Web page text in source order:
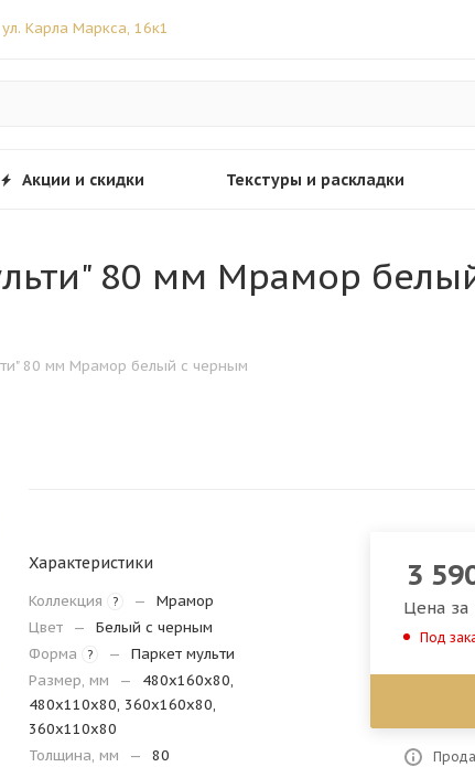
Карла Маркса, 16к1
Акции и скидки Текстуры и раскладки
80 мм Мрамор
80 мм Мрамор белый с черным
Характеристики
Коллекция ? —
Мрамор
Цвет
—
Белый с черным
Форма
? —
Паркет мульти
Размер, мм
—
480х160х80,
480х110х80, 360х160х80,
360х110х80
Толщина, мм
— 80
3
Цена за
Под